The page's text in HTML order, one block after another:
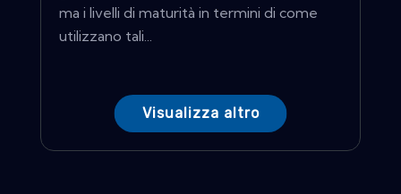
ma i livelli di maturità in termini di come
utilizzano tali...
Visualizza altro